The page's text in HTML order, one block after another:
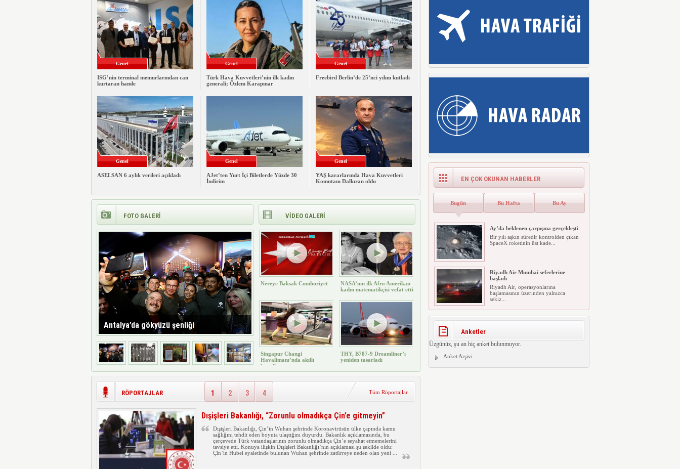
Genel
ISG’nin terminal memurlarından can
kurtaran hamle
Genel
Türk Hava Kuvvetleri’nin ilk kadın
generali; Özlem Karapınar
Genel
Freebird Berlin’de 25’nci yılını kutladı
Genel
ASELSAN 6 aylık verileri açıkladı
Genel
AJet’ten Yurt İçi Biletlerde Yüzde 30
İndirim
Genel
YAŞ kararlarında Hava Kuvvetleri
Komutanı Dalkıran oldu
FOTO GALERİ
Antalya’da gökyüzü şenliği
VİDEO GALERİ
Nereye Baksak Cumhuriyet
NASA’nın ilk Afro Amerikan
kadın matematikçisi vefat etti
Singapur Changi
Havalimanı’nda akıllı
bavullar
THY, B787-9 Dreamliner’ı
yeniden tasarladı
RÖPORTAJLAR 1 2 3 4 Tüm Röportajlar
Dışişleri Bakanlığı, “Zorunlu olmadıkça Çin’e gitmeyin”
Dışişleri Bakanlığı, Çin’in Wuhan şehrinde Koronavirüsün ülke çapında kamu
sağlığını tehdit eden boyuta ulaştığını duyurdu. Bakanlık açıklamasında, bu
çerçevede Türk vatandaşlarının zorunlu olmadıkça Çin’e seyahat etmemelerini
tavsiye etti. Konuya ilişkin Dışişleri Bakanlığı’nın açıklaması şu şekilde oldu:
Çin’in Hubei eyaletinde bulunan Wuhan şehrinde zatürreye neden olan yeni ...
EN ÇOK OKUNAN HABERLER
Bugün Bu Hafta Bu Ay
Ay’da beklenen çarpışma gerçekleşti
Bir yılı aşkın süredir kontrolden çıkan
SpaceX roketinin üst kade...
Riyadh Air Mumbai seferlerine
başladı
Riyadh Air, operasyonlarına
başlamasının üzerinden yalnızca
sekiz...
Anketler
Üzgünüz, şu an hiç anket bulunmuyor.
Anket Arşivi